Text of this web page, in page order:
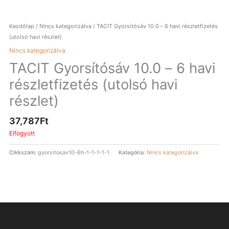
Kezdőlap / Nincs kategorizálva / TACIT Gyorsítósáv 10.0 – 6 havi részletfizetés
(utolsó havi részlet)
Nincs kategorizálva
TACIT Gyorsítósáv 10.0 – 6 havi
részletfizetés (utolsó havi
részlet)
37,787Ft
Elfogyott
Cikkszám:gyorsitosav10-6h-1-1-1-1-1 Kategória: Nincs kategorizálva